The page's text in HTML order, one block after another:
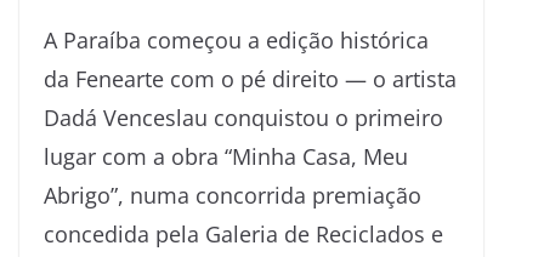
A Paraíba começou a edição histórica
da Fenearte com o pé direito — o artista
Dadá Venceslau conquistou o primeiro
lugar com a obra “Minha Casa, Meu
Abrigo”, numa concorrida premiação
concedida pela Galeria de Reciclados e